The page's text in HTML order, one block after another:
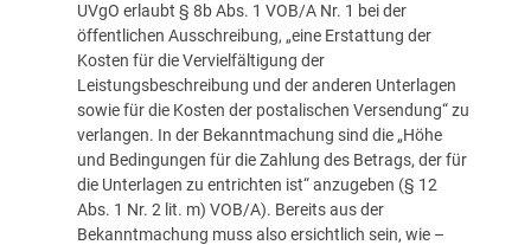
UVgO erlaubt § 8b Abs. 1 VOB/A Nr. 1 bei der
öffentlichen Ausschreibung, „eine Erstattung der
Kosten für die Vervielfältigung der
Leistungsbeschreibung und der anderen Unterlagen
sowie für die Kosten der postalischen Versendung“ zu
verlangen. In der Bekanntmachung sind die „Höhe
und Bedingungen für die Zahlung des Betrags, der für
die Unterlagen zu entrichten ist“ anzugeben (§ 12
Abs. 1 Nr. 2 lit. m) VOB/A). Bereits aus der
Bekanntmachung muss also ersichtlich sein, wie –